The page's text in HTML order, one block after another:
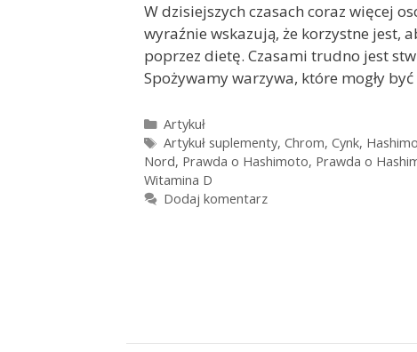
W dzisiejszych czasach coraz więcej
wyraźnie wskazują, że korzystne jest,
poprzez dietę. Czasami trudno jest
Spożywamy warzywa, które mogły
Kategorie
Artykuł
Tagi
Artykuł suplementy, Chrom, Cynk,
Nord, Prawda o Hashimoto, Prawda o
Witamina D
Dodaj komentarz